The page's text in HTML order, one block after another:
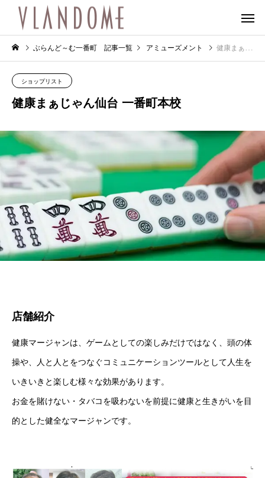
ぶらんど～む一番町 記事一覧 アミューズメント 健康まぁじゃん仙台 一番町本校
ショップリスト
健康まぁじゃん仙台 一番町本校
店舗紹介
健康マージャンは、ゲームとしての楽しみだけではなく、頭の体
操や、人と人とをつなぐコミュニケーションツールとして人生を
いきいきと楽しむ様々な効果があります。
お金を賭けない・タバコを吸わないを前提に健康と生きがいを目
的とした健全なマージャンです。